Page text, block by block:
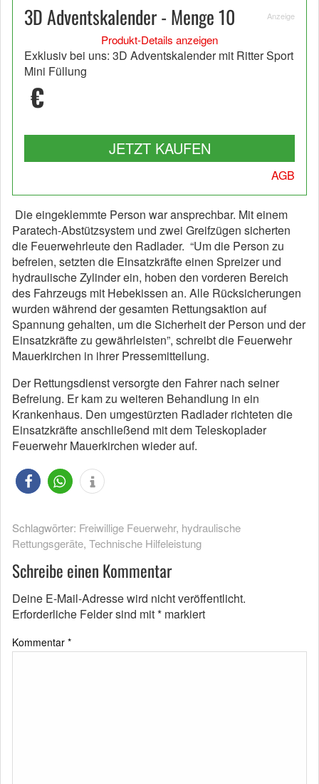
3D Adventskalender - Menge 10 Anzeige
Produkt-Details anzeigen
Exklusiv bei uns: 3D Adventskalender mit Ritter Sport
Mini Füllung
€
JETZT KAUFEN
AGB
Die eingeklemmte Person war ansprechbar. Mit einem
Paratech-Abstützsystem und zwei Greifzügen sicherten
die Feuerwehrleute den Radlader. “Um die Person zu
befreien, setzten die Einsatzkräfte einen Spreizer und
hydraulische Zylinder ein, hoben den vorderen Bereich
des Fahrzeugs mit Hebekissen an. Alle Rücksicherungen
wurden während der gesamten Rettungsaktion auf
Spannung gehalten, um die Sicherheit der Person und der
Einsatzkräfte zu gewährleisten”, schreibt die Feuerwehr
Mauerkirchen in ihrer Pressemitteilung.
Der Rettungsdienst versorgte den Fahrer nach seiner
Befreiung. Er kam zu weiteren Behandlung in ein
Krankenhaus. Den umgestürzten Radlader richteten die
Einsatzkräfte anschließend mit dem Teleskoplader
Feuerwehr Mauerkirchen wieder auf.
Schlagwörter: Freiwillige Feuerwehr, hydraulische
Rettungsgeräte, Technische Hilfeleistung
Schreibe einen Kommentar
Deine E-Mail-Adresse wird nicht veröffentlicht.
Erforderliche Felder sind mit* markiert
Kommentar *